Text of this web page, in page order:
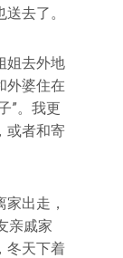
去了。
姐去外地
外婆住在
”。我更
或者和寄
出走，
亲戚家
冬天下着